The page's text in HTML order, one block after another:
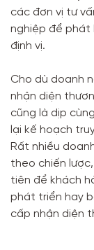
các đơn vị tư
nghiệp để phát
định vị.
Cho dù doanh
nhận diện
cũng là dịp
lại kế hoạch
Rất nhiều
theo chiến
tiên để khách
phát triển hay
cấp nhận diện